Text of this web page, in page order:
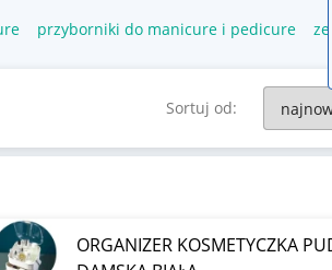
przyborniki do manicure i pedicure
Sortuj od:
ORGANIZER KOSMETYCZKA